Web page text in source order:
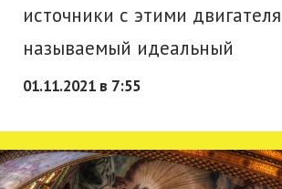
источники с этими
называемый идеальный
01.11.2021 в 7:55